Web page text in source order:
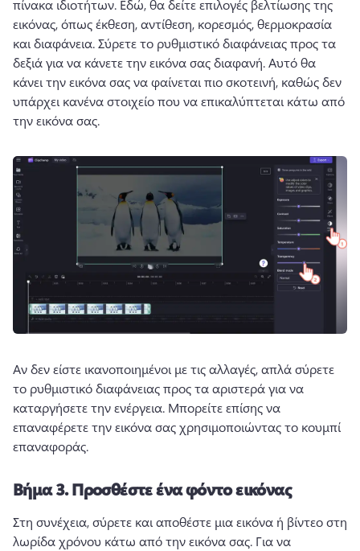
πίνακα ιδιοτήτων. Εδώ, θα δείτε επιλογές βελτίωσης της
εικόνας, όπως έκθεση, αντίθεση, κορεσμός, θερμοκρασία
και διαφάνεια. Σύρετε το ρυθμιστικό διαφάνειας προς τα
δεξιά για να κάνετε την εικόνα σας διαφανή. Αυτό θα
κάνει την εικόνα σας να φαίνεται πιο σκοτεινή, καθώς δεν
υπάρχει κανένα στοιχείο που να επικαλύπτεται κάτω από
την εικόνα σας.
Αν δεν είστε ικανοποιημένοι με τις αλλαγές, απλά σύρετε
το ρυθμιστικό διαφάνειας προς τα αριστερά για να
καταργήσετε την ενέργεια. Μπορείτε επίσης να
επαναφέρετε την εικόνα σας χρησιμοποιώντας το κουμπί
επαναφοράς.
Βήμα 3.Προσθέστε ένα φόντο εικόνας
Στη συνέχεια, σύρετε και αποθέστε μια εικόνα ή βίντεο στη
λωρίδα χρόνου κάτω από την εικόνα σας. Για να